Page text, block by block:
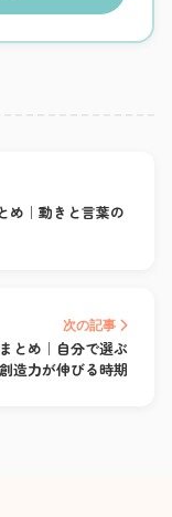
め｜動きと言葉の
次の記事
とめ｜自分で選ぶ
造力が伸びる時期